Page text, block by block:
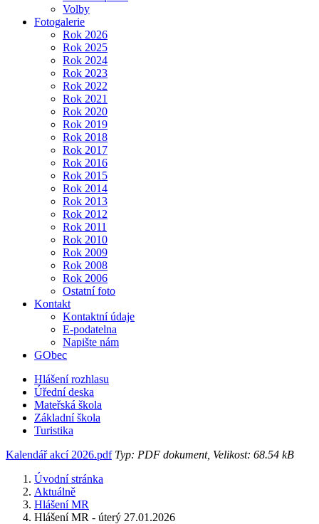
Volby
Fotogalerie
Rok 2026
Rok 2025
Rok 2024
Rok 2023
Rok 2022
Rok 2021
Rok 2020
Rok 2019
Rok 2018
Rok 2017
Rok 2016
Rok 2015
Rok 2014
Rok 2013
Rok 2012
Rok 2011
Rok 2010
Rok 2009
Rok 2008
Rok 2006
Ostatní foto
Kontakt
Kontaktní údaje
E-podatelna
Napište nám
GObec
Hlášení rozhlasu
Úřední deska
Mateřská škola
Základní škola
Turistika
Kalendář akcí 2026.pdfTyp: PDF dokument, Velikost: 68.54 kB
Úvodní stránka
Aktuálně
Hlášení MR
Hlášení MR - úterý 27.01.2026